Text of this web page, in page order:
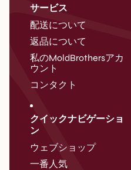
サービス
配送について
返品について
私のMoldBrothersアカ
ウント
コンタクト
クイックナビゲーショ
ン
ウェブショップ
一番人気